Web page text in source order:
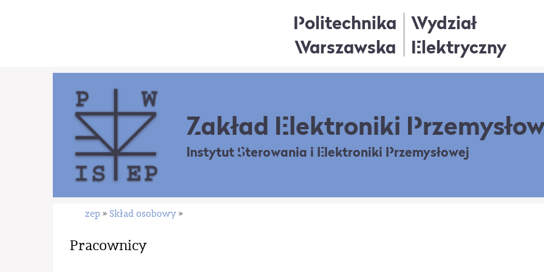
Politechnika
Warszawska
Wydział
Elektryczny
Zakład Elektroniki
Instytut Sterowania i Elektroniki Przemysłowej
zep » Skład osobowy »
Pracownicy